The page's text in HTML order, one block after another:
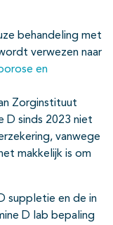
behandeling met
verwezen naar
en
Zorginstituut
D sinds 2023 niet
vanwege
makkelijk is om
suppletie en de in
D lab bepaling